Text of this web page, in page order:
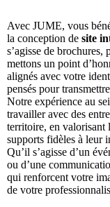
Avec JUME, vous
la conception de site
s’agisse de
mettons un point
alignés avec votre
pensés pour
Notre expérience au
travailler avec des
territoire, en valorisant
supports fidèles à leur
Qu’il s’agisse d’un
ou d’une
qui renforcent votre
de votre